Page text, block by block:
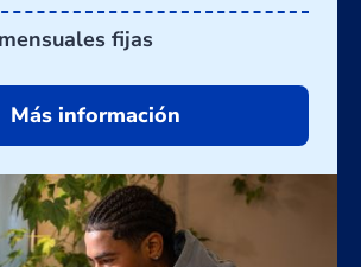
fijas
Más información